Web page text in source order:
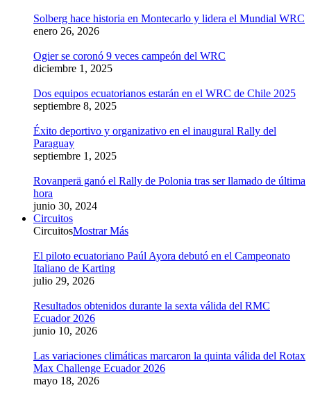
Solberg hace historia en Montecarlo y lidera el Mundial WRC
enero 26, 2026
Ogier se coronó 9 veces campeón del WRC
diciembre 1, 2025
Dos equipos ecuatorianos estarán en el WRC de Chile 2025
septiembre 8, 2025
Éxito deportivo y organizativo en el inaugural Rally del
Paraguay
septiembre 1, 2025
Rovanperä ganó el Rally de Polonia tras ser llamado de última
hora
junio 30, 2024
Circuitos
CircuitosMostrar Más
El piloto ecuatoriano Paúl Ayora debutó en el Campeonato
Italiano de Karting
julio 29, 2026
Resultados obtenidos durante la sexta válida del RMC
Ecuador 2026
junio 10, 2026
Las variaciones climáticas marcaron la quinta válida del Rotax
Max Challenge Ecuador 2026
mayo 18, 2026